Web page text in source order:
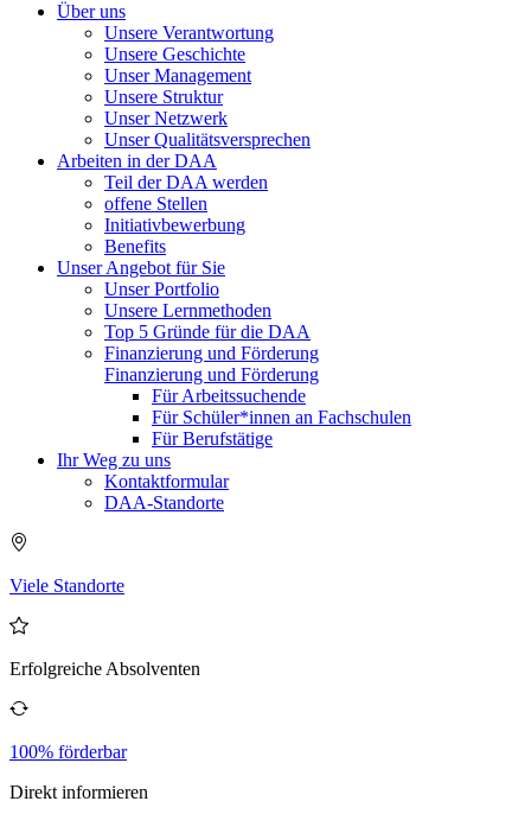
Über uns
Unsere Verantwortung
Unsere Geschichte
Unser Management
Unsere Struktur
Unser Netzwerk
Unser Qualitätsversprechen
Arbeiten in der DAA
Teil der DAA werden
offene Stellen
Initiativbewerbung
Benefits
Unser Angebot für Sie
Unser Portfolio
Unsere Lernmethoden
Top 5 Gründe für die DAA
Finanzierung und Förderung
Finanzierung und Förderung
Für Arbeitssuchende
Für Schüler*innen an Fachschulen
Für Berufstätige
Ihr Weg zu uns
Kontaktformular
DAA-Standorte
Viele Standorte
Erfolgreiche Absolventen
100% förderbar
Direkt informieren